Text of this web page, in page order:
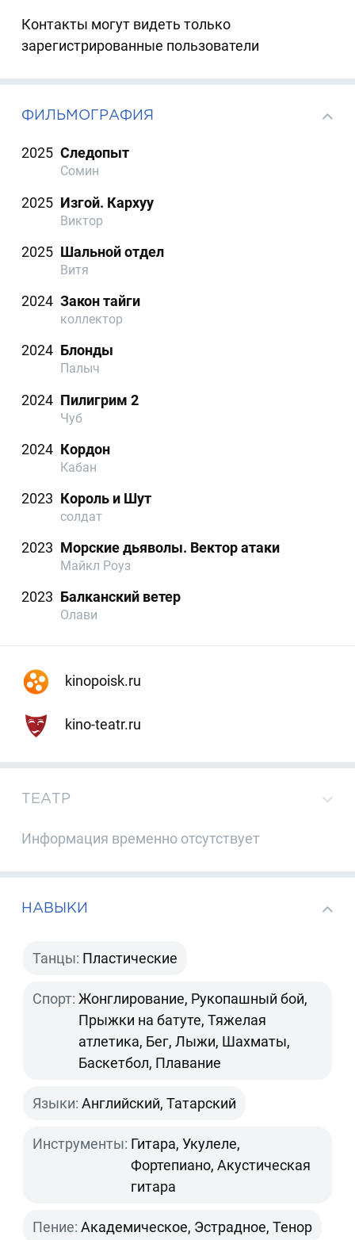
Контакты могут видеть только
зарегистрированные пользователи
ФИЛЬМОГРАФИЯ
2025 Следопыт
Сомин
2025 Изгой. Кархуу
Виктор
2025 Шальной отдел
Витя
2024 Закон тайги
коллектор
2024 Блонды
Палыч
2024 Пилигрим 2
Чуб
2024 Кордон
Кабан
2023 Король и Шут
солдат
2023 Морские дьяволы. Вектор атаки
Майкл Роуз
2023 Балканский ветер
Олави
kinopoisk.ru
kino-teatr.ru
ТЕАТР
Информация временно отсутствует
НАВЫКИ
Танцы: Пластические
Спорт: Жонглирование, Рукопашный бой,
Прыжки на батуте, Тяжелая
атлетика, Бег, Лыжи, Шахматы,
Баскетбол, Плавание
Языки: Английский, Татарский
Инструменты: Гитара, Укулеле,
Фортепиано, Акустическая
гитара
Пение: Академическое, Эстрадное, Тенор